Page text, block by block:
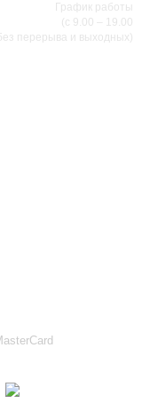
График работы
(с 9.00 – 19.00
перерыва и выходных)